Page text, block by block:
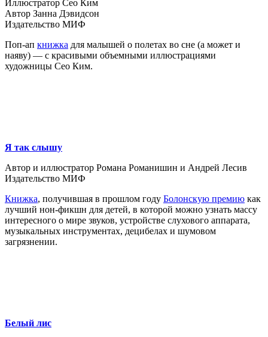
Иллюстратор Сео Ким
Автор Занна Дэвидсон
Издательство МИФ
Поп-ап книжка для малышей о полетах во сне (а может и
наяву) — с красивыми объемными иллюстрациями
художницы Сео Ким.
Я так слышу
Автор и иллюстратор Романа Романишин и Андрей Лесив
Издательство МИФ
Книжка, получившая в прошлом году Болонскую премию как
лучший нон-фикшн для детей, в которой можно узнать массу
интересного о мире звуков, устройстве слухового аппарата,
музыкальных инструментах, децибелах и шумовом
загрязнении.
Белый лис